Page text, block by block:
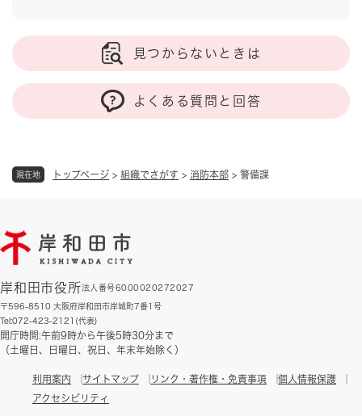
現在地 トップページ > 組織でさがす > 消防本部 > 警備課
見つからないときは
よくある質問と回答
岸和田市役所法人番号6000020272027
〒596-8510 大阪府岸和田市岸城町7番1号
Tel:072-423-2121(代表)
開庁時間:午前9時から午後5時30分まで
（土曜日、日曜日、祝日、年末年始除く）
利用案内 サイトマップ リンク・著作権・免責事項
個人情報保護
アクセシビリティ